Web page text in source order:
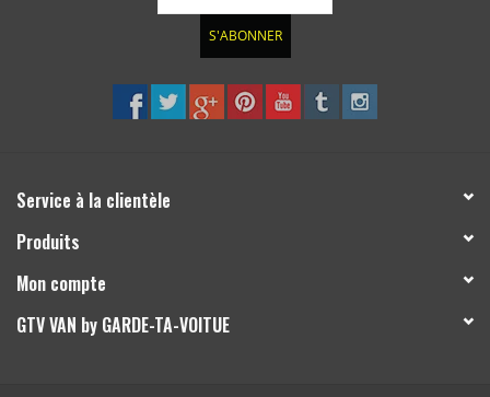
S'ABONNER
Service à la clientèle
Produits
Mon compte
GTV VAN by GARDE-TA-VOITUE